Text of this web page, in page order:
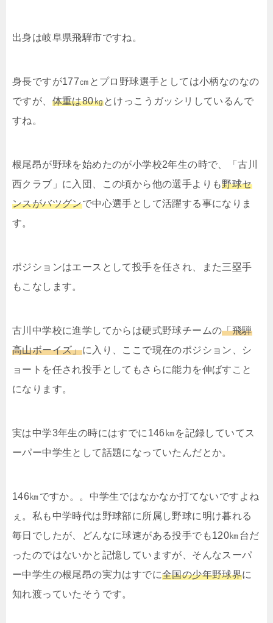
出身は岐阜県飛騨市ですね。
身長ですが177㎝とプロ野球選手としては小柄なのなの
ですが、 体重は80㎏とけっこうガッシリしているんで
すね。
根尾昂が野球を始めたのが小学校2年生の時で、「古川
西クラブ」に入団、この頃から他の選手よりも野球セ
ンスがバツグンで中心選手として活躍する事になりま
す。
ポジションはエースとして投手を任され、また三塁手
もこなします。
古川中学校に進学してからは硬式野球チームの「飛騨
高山ボーイズ」に入り、ここで現在のポジション、シ
ョートを任され投手としてもさらに能力を伸ばすこと
になります。
実は中学3年生の時にはすでに146㎞を記録していてス
ーパー中学生として話題になっていたんだとか。
146㎞ですか。。中学生ではなかなか打てないですよね
ぇ。私も中学時代は野球部に所属し野球に明け暮れる
毎日でしたが、どんなに球速がある投手でも120㎞台だ
ったのではないかと記憶していますが、そんなスーパ
ー中学生の根尾昂の実力はすでに全国の少年野球界に
知れ渡っていたそうです。